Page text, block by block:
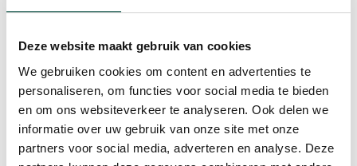
Deze website maakt gebruik van cookies
We gebruiken cookies om content en advertenties te
personaliseren, om functies voor social media te bieden
en om ons websiteverkeer te analyseren. Ook delen we
informatie over uw gebruik van onze site met onze
partners voor social media, adverteren en analyse. Deze